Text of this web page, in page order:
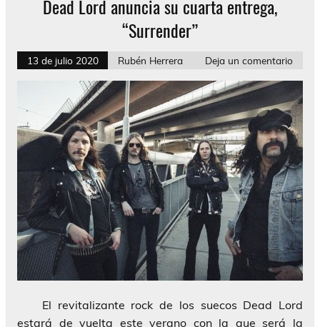
Dead Lord anuncia su cuarta entrega,
“Surrender”
13 de julio 2020 Rubén Herrera Deja un comentario
El revitalizante rock de los suecos Dead Lord
estará de vuelta este verano con la que será la